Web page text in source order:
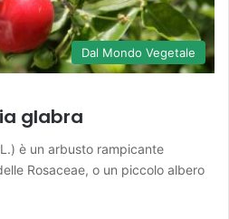
Dal Mondo Vegetale
glabra
è un arbusto rampicante
Rosaceae, o un piccolo albero